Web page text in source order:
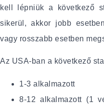
kell lépniük a következő
sikerül, akkor jobb
vagy rosszabb esetben
Az USA-ban a következő
1-3 alkalmazott
8-12 alkalmazott (1